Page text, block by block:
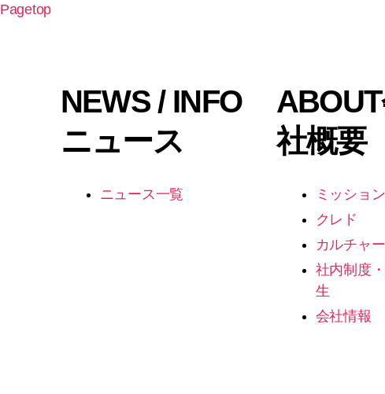
Pagetop
NEWS / INFO
ニュース
ニュース一覧
ABOUT
社概要
ミッション
クレド
カルチャー
社内制度
生
会社情報